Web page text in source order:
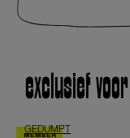
exclusief
GEDUMPT